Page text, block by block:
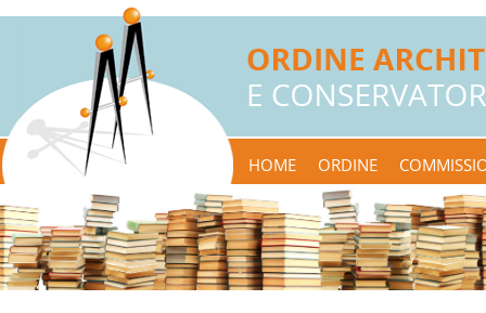
HOME ORDINE